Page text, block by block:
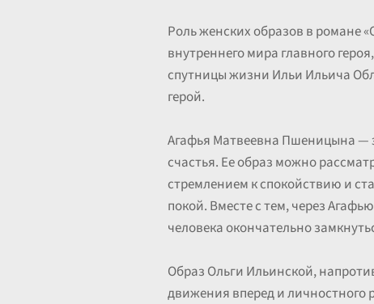
Роль женских образов в романе
внутреннего мира главного
спутницы жизни Ильи Ильича
герой.
Агафья Матвеевна Пшеницына —
счастья. Ее образ можно
стремлением к спокойствию и
покой. Вместе с тем, через
человека окончательно
Образ Ольги Ильинской,
движения вперед и